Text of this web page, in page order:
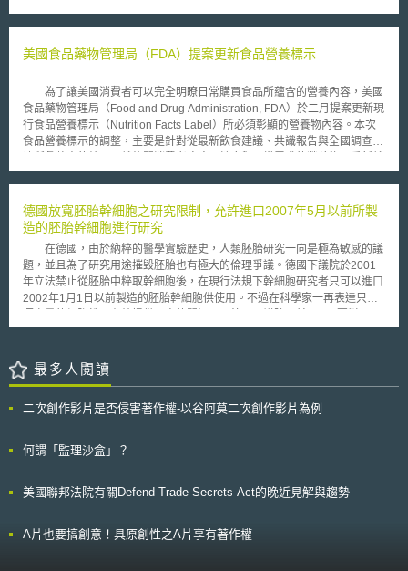
制，例如： 1. BIAS業者必須為殘疾消費者（disabilities）提供網路使用相
適用相關規定。 針對目前草案內容，FCC目前正在公開徵詢意見，預定徵
行後續表決及相關程序。 若網路中立性規範恢復，可能影響具跨國業務的
網路業者，進一步影響其他國家的網路政策與法規，故亦可能對台灣網路業
者與網路政策產生影響，值得我國持續關注後續發展。 本文同步刊登於
TIPS網（https://www.tips.org.tw）
多。 被告網龍公司主張遊戲帳號註冊時所輸入的身份證並非原告本
解散，由此可推斷該帳號曾有兩人以上使用，故不能排除該帳號曾借與朋友
解，因雙方意見分歧，最終未達成調解協議。玩家表示如果網龍公司不能給
予合理的答覆，他們將聯合分佈在全國各地的其他玩家陸續不斷地起訴網龍
公司。
美國食品藥物管理局（FDA）提案更新食品營養標示
為了讓美國消費者可以完全明瞭日常購買食品所蘊含的營養內容，美國
食品藥物管理局（Food and Drug Administration, FDA）於二月提案更新現
行食品營養標示（Nutrition Facts Label）所必須彰顯的營養物內容。本次
食品營養標示的調整，主要是針對從最新飲食建議、共識報告與全國調查數
標示內容進行調整，以強化食品安全的資訊透明，落實保障消費者在選擇食
在新的食品營養標示中，首先，要求額外列出添加糖（added
sugars）的數量，以避免消費者因食用過多的糖分而導致肥胖（obesity）
或促發其他疾病的發生；第二，要求更新食品營養物份量（serving
size），對於食品營養標示需顯示消費者「實際食用」的份量，而非顯示消
費者「可能食用」的份量；第三，要求標示鉀（potassium）與維他命
D（vitamin D）的含量，以反應相關報告顯示美國人普遍對於鉀與維他命D
有攝取不足的現象；第四，調整不同營養素（例如：鈉、膳食纖維與維他命
更有用的資訊；最後，針對食品營養標示的型式進行調整，強調例如像是卡
路里、份量與每日攝取比率之標示，以緩和美國近來日益嚴重的肥胖與心臟
疾病等問題。 考量美國公共健康問題日益浮出檯面，FDA近來針對食
降低不健康食品對消費者所帶來的危害。鑑於近來台灣食安問題日益嚴重，
視，來確保消費者買得放心、食得安心，並吃出健康，則是現行衛生主管機
德國放寬胚胎幹細胞之研究限制，允許進口2007年5月以前所製
造的胚胎幹細胞進行研究
在德國，由於納粹的醫學實驗歷史，人類胚胎研究一向是極為敏感的議
題，並且為了研究用途摧毀胚胎也有極大的倫理爭議。德國下議院於2001
年立法禁止從胚胎中粹取幹細胞後，在現行法規下幹細胞研究者只可以進口
2002年1月1日以前製造的胚胎幹細胞供使用。不過在科學家一再表達只有
票通過幹細胞法之修正，將截止日期（cut-off date）之規定由2002年1月1
不過此次國會的修法仍引起支持與反對胚胎幹細胞研究人士的激烈爭論，支
持一方表示現行截止日期的規定強烈影響德國幹細胞的研究，德國研究基金
株，但德國研究人員卻只被允許使用21個老舊且部分遭到污染的細胞株。另
Zollitsch）則對放寬現行限制提出警告，他表示「研究的自由不該與對生命
果，但是德國對於限制胚胎幹細胞研究的基本立場是否會由此開始鬆動，則
最多人閱讀
二次創作影片是否侵害著作權-以谷阿莫二次創作影片為例
何謂「監理沙盒」？
美國聯邦法院有關Defend Trade Secrets Act的晚近見解與趨勢
A片也要搞創意！具原創性之A片享有著作權